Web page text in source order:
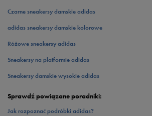
Czarne sneakersy damskie adidas
adidas sneakersy damskie kolorowe
Różowe sneakersy adidas
Sneakersy na platformie adidas
Sneakersy damskie wysokie adidas
Sprawdź powiązane poradniki:
Jak rozpoznać podróbki adidas?